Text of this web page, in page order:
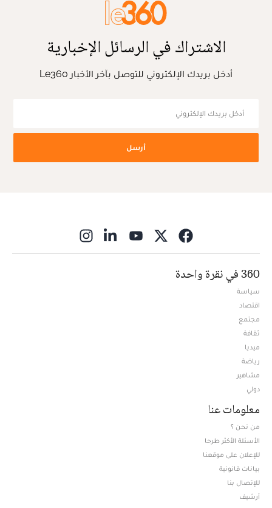
الاشتراك في الرسائل الإخبارية
أدخل بريدك الإلكتروني للتوصل بآخر الأخبار Le360
أرسل
360 في نقرة واحدة
سياسة
اقتصاد
مجتمع
ثقافة
ميديا
رياضة
مشاهير
دولي
معلومات عنا
من نحن ؟
الأسئلة الأكثر طرحا
للإعلان على موقعنا
بيانات قانونية
للإتصال بنا
أرشيف